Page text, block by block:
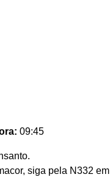
09:45
siga pela N332 em